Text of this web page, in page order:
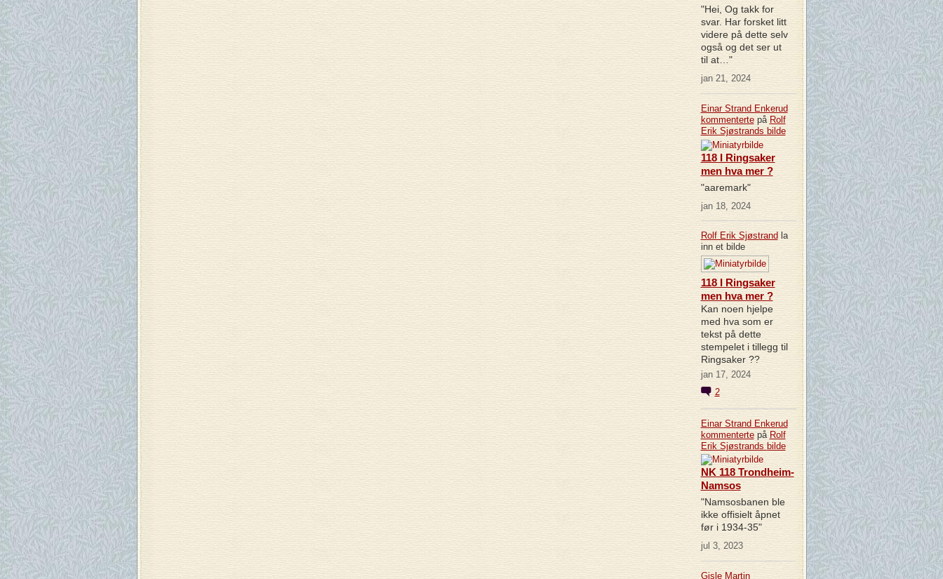
"Hei, Og takk for
svar. Har forsket litt
videre på dette selv
også og det ser ut
til at…"
jan 21, 2024
Einar Strand Enkerud
kommentertepå Rolf
Erik Sjøstrandsbilde
118 I Ringsaker
men hva mer ?
"aaremark"
jan 18, 2024
Rolf Erik Sjøstrand la
inn et bilde
118 I Ringsaker
men hva mer ?
Kan noen hjelpe
med hva som er
tekst på dette
stempelet i tillegg til
Ringsaker ??
jan 17, 2024
2
Einar Strand Enkerud
kommentertepå Rolf
Erik Sjøstrandsbilde
NK 118 Trondheim-
Namsos
"Namsosbanen ble
ikke offisielt åpnet
før i 1934-35"
jul 3, 2023
Gisle Martin